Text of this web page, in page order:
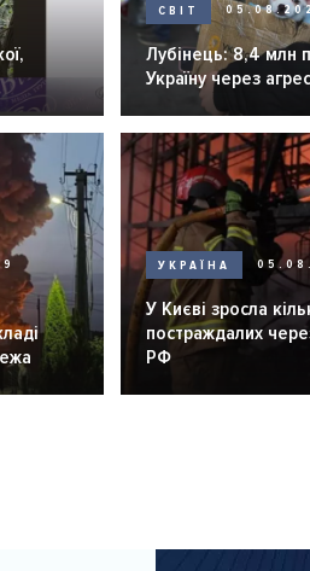
СВІТ
Лубінець: 8,4 млн
Україну через
УКРАЇНА
У Києві зросла
постраждалих
РФ